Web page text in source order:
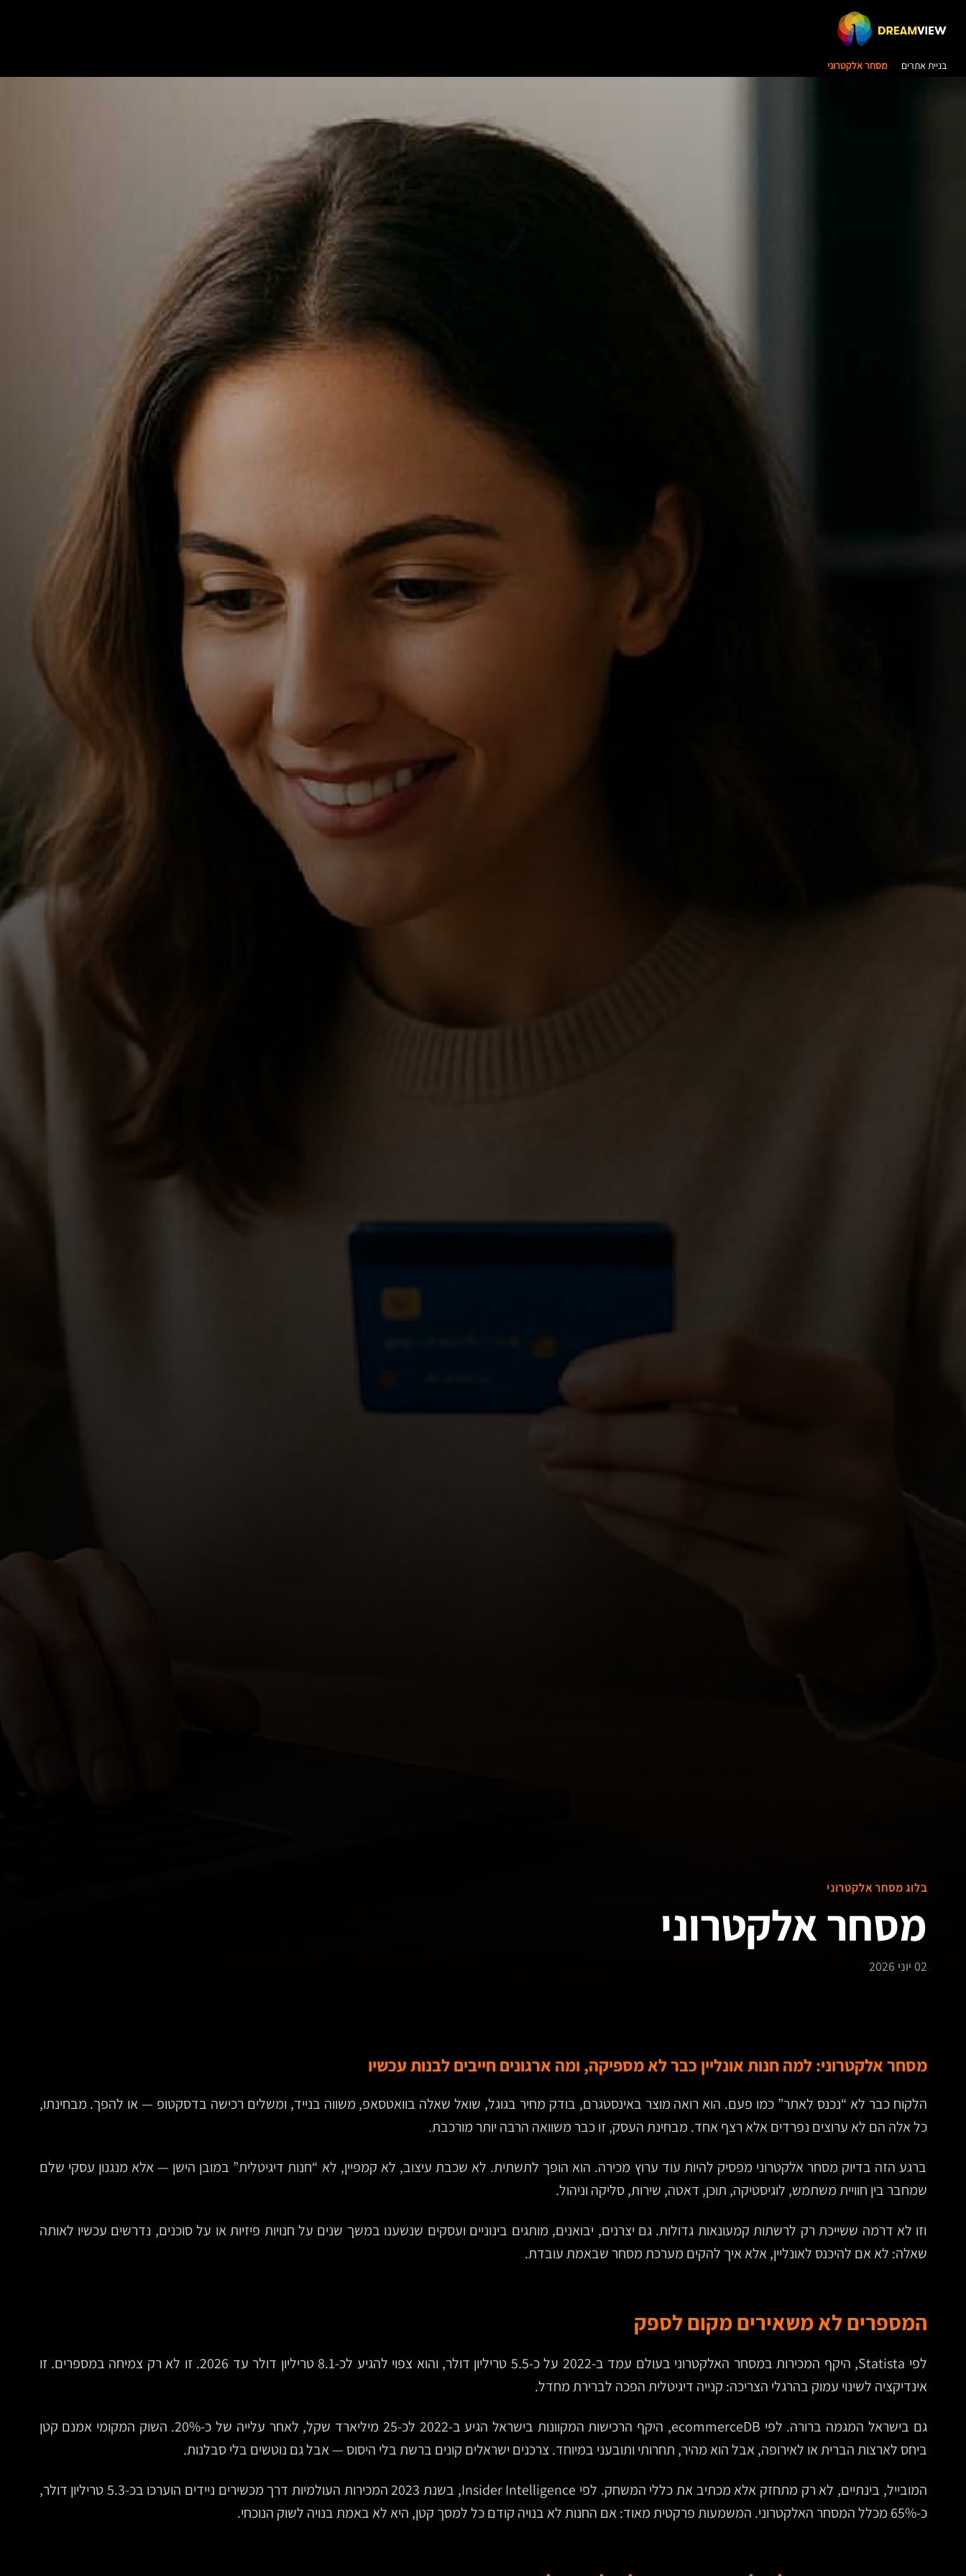
בניית אתרים מסחר אלקטרוני
בלוג מסחר אלקטרוני
מסחר אלקטרוני
02 יוני 2026
מסחר אלקטרוני: למה חנות אונליין כבר לא מספיקה, ומה ארגונים חייבים לבנות עכשיו
הלקוח כבר לא “נכנס לאתר” כמו פעם. הוא רואה מוצר באינסטגרם, בודק מחיר בגוגל, שואל שאלה בוואטסאפ, משווה בנייד, ומשלים רכישה בדסקטופ — או להפך. מבחינתו,
כל אלה הם לא ערוצים נפרדים אלא רצף אחד. מבחינת העסק, זו כבר משוואה הרבה יותר מורכבת.
ברגע הזה בדיוק מסחר אלקטרוני מפסיק להיות עוד ערוץ מכירה. הוא הופך לתשתית. לא שכבת עיצוב, לא קמפיין, לא “חנות דיגיטלית” במובן הישן — אלא מנגנון עסקי שלם
שמחבר בין חוויית משתמש, לוגיסטיקה, תוכן, דאטה, שירות, סליקה וניהול.
וזו לא דרמה ששייכת רק לרשתות קמעונאות גדולות. גם יצרנים, יבואנים, מותגים בינוניים ועסקים שנשענו במשך שנים על חנויות פיזיות או על סוכנים, נדרשים עכשיו לאותה
שאלה: לא אם להיכנס לאונליין, אלא איך להקים מערכת מסחר שבאמת עובדת.
המספרים לא משאירים מקום לספק
לפי Statista, היקף המכירות במסחר האלקטרוני בעולם עמד ב-2022 על כ-5.5 טריליון דולר, והוא צפוי להגיע לכ-8.1 טריליון דולר עד 2026. זו לא רק צמיחה במספרים. זו
אינדיקציה לשינוי עמוק בהרגלי הצריכה: קנייה דיגיטלית הפכה לברירת מחדל.
גם בישראל המגמה ברורה. לפי ecommerceDB, היקף הרכישות המקוונות בישראל הגיע ב-2022 לכ-25 מיליארד שקל, לאחר עלייה של כ-20%. השוק המקומי אמנם קטן
ביחס לארצות הברית או לאירופה, אבל הוא מהיר, תחרותי ותובעני במיוחד. צרכנים ישראלים קונים ברשת בלי היסוס — אבל גם נוטשים בלי סבלנות.
המובייל, בינתיים, לא רק מתחזק אלא מכתיב את כללי המשחק. לפי Insider Intelligence, בשנת 2023 המכירות העולמיות דרך מכשירים ניידים הוערכו בכ-5.3 טריליון דולר,
כ-65% מכלל המסחר האלקטרוני. המשמעות פרקטית מאוד: אם החנות לא בנויה קודם כל למסך קטן, היא לא באמת בנויה לשוק הנוכחי.